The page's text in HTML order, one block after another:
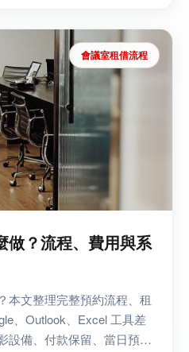
會議室租借流程
做？流程、費用與系
本文整理完整預約流程、租
、Outlook、Excel 工具差
設備、付款保留、當日預